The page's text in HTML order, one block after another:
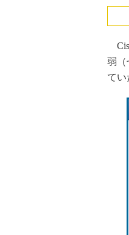
弱（
てい